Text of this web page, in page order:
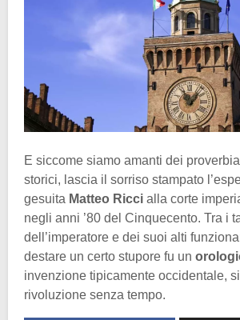
E siccome siamo amanti dei
storici, lascia il sorriso stampato
gesuita Matteo Ricci alla corte
negli anni ’80 del Cinquecento. Tra i
dell’imperatore e dei suoi alti
destare un certo stupore fu un
invenzione tipicamente occidentale,
rivoluzione senza tempo.